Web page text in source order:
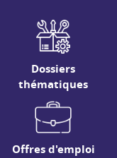
Dossiers
thématiques
Offres d'emploi